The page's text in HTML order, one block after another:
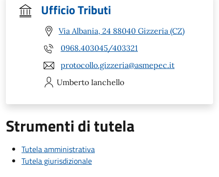
Ufficio Tributi
Via Albania, 24 88040 Gizzeria (CZ)
0968.403045/403321
protocollo.gizzeria@asmepec.it
Umberto Ianchello
Strumenti di tutela
Tutela amministrativa
Tutela giurisdizionale